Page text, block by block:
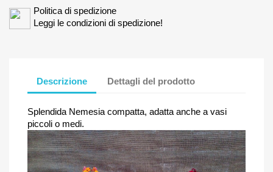
Politica di spedizione
Leggi le condizioni di spedizione!
Descrizione Dettagli del prodotto
Splendida Nemesia compatta, adatta anche a vasi
piccoli o medi.